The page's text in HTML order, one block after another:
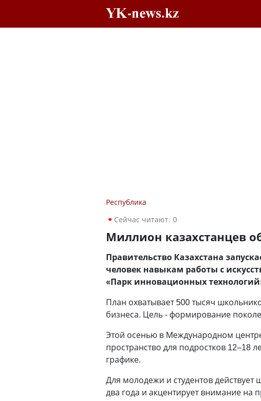
Республика
Сейчас читают: 0
Миллион казахстанцев
Правительство Казахстана
человек навыкам работы с
«Парк инновационных
План охватывает 500 тысяч
бизнеса. Цель - формирование
Этой осенью в Международном
пространство для подростков 12–18
графике.
Для молодежи и студентов действует
два года и акцентирует внимание на